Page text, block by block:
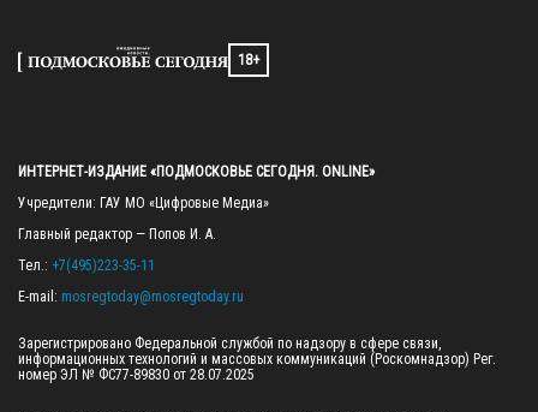
18+
ИНТЕРНЕТ-ИЗДАНИЕ «ПОДМОСКОВЬЕ СЕГОДНЯ. ONLINE»
Учредители: ГАУ МО «Цифровые Медиа»
Главный редактор — Попов И. А.
Тел.: +7(495)223-35-11
E-mail: mosregtoday@mosregtoday.ru
Зарегистрировано Федеральной службой по надзору в сфере связи,
информационных технологий и массовых коммуникаций (Роскомнадзор) Рег.
номер ЭЛ № ФС77-89830 от 28.07.2025